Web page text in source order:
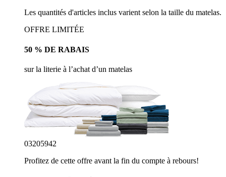
Les quantités d'articles inclus varient selon la taille du matelas.
OFFRE LIMITÉE
50 % DE RABAIS
sur la literie à l’achat d’un matelas
03205940
Profitez de cette offre avant la fin du compte à rebours!